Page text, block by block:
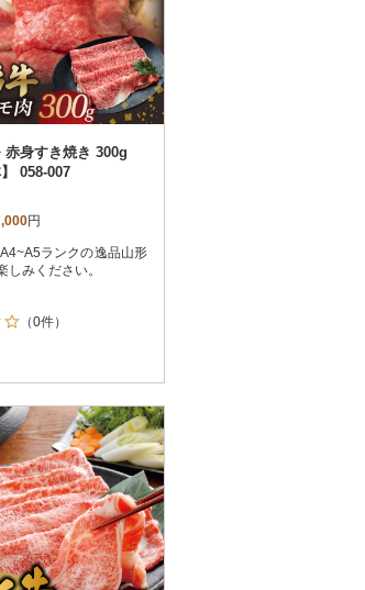
赤身すき焼き 300g
】 058-007
円
ランクの逸品山形
しみください。
（0件）